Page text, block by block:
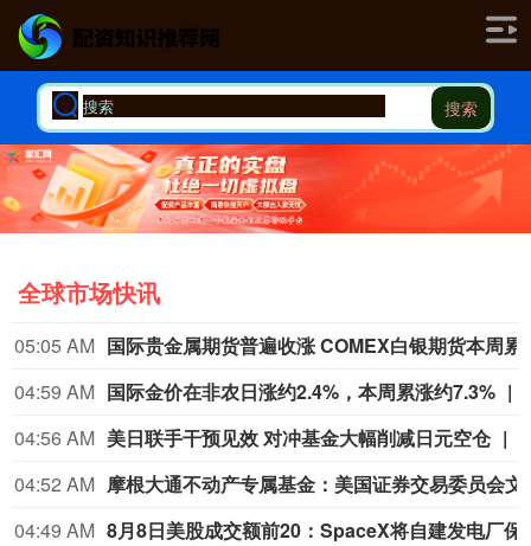
搜索
全球市场快讯
05:05 AM
04:59 AM 国际金价在非农日涨约2.4%，本周累涨约7.3%
04:56 AM 美日联手干预见效 对冲基金大幅削减日元空仓
04:52 AM
04:49 AM